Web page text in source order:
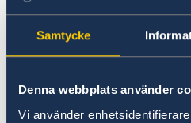
Samtycke
Denna webbplats använder
Vi använder
Malta, Stockholm
Contact
About us
Data Protection Policy
Current
Data